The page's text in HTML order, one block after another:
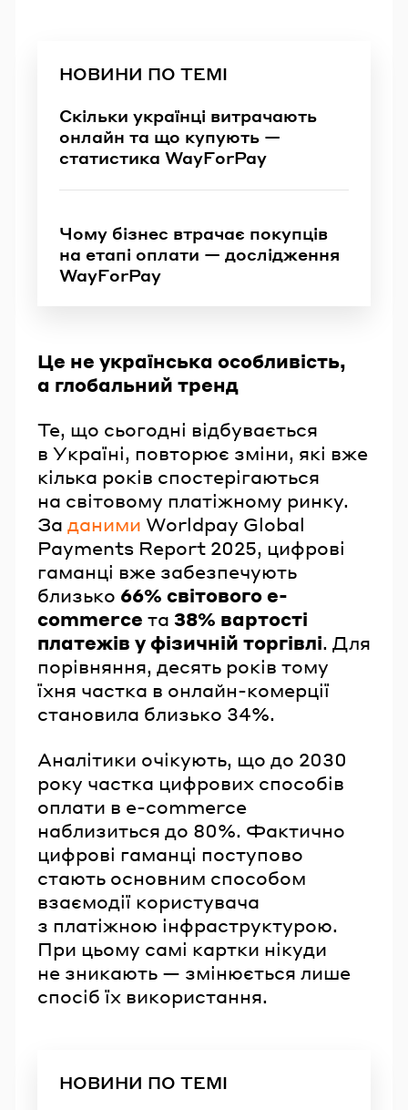
НОВИНИ ПО ТЕМІ
Скільки українці витрачають
онлайн та що купують —
статистика WayForPay
Чому бізнес втрачає покупців
на етапі оплати — дослідження
WayForPay
Це не українська особливість,
а глобальний тренд
Те, що сьогодні відбувається
в Україні, повторює зміни, які вже
кілька років спостерігаються
на світовому платіжному ринку.
За даними Worldpay Global
Payments Report 2025, цифрові
гаманці вже забезпечують
близько 66% світового e-
commerce та 38% вартості
платежів у фізичній торгівлі. Для
порівняння, десять років тому
їхня частка в онлайн-комерції
становила близько 34%.
Аналітики очікують, що до 2030
року частка цифрових способів
оплати в e-commerce
наблизиться до 80%. Фактично
цифрові гаманці поступово
стають основним способом
взаємодії користувача
з платіжною інфраструктурою.
При цьому самі картки нікуди
не зникають — змінюється лише
спосіб їх використання.
НОВИНИ ПО ТЕМІ